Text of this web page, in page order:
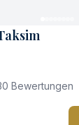
Bewertungen